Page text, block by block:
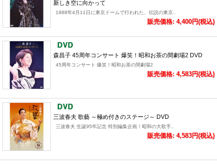
新しき空に向かって
1988年4月11日に東京ドームで行われた、伝説の東京..
販売価格: 4,400円(税込)
森昌子 45周年コンサート 爆笑！昭和お茶の間劇場2 DVD
45周年コンサート 爆笑！昭和お茶の間劇場2
販売価格: 4,583円(税込)
三波春夫 歌藝 ～極め付きのステージ～ DVD
三波春夫 生誕95年記念 特別編集企画！昭和の大歌手..
販売価格: 4,583円(税込)